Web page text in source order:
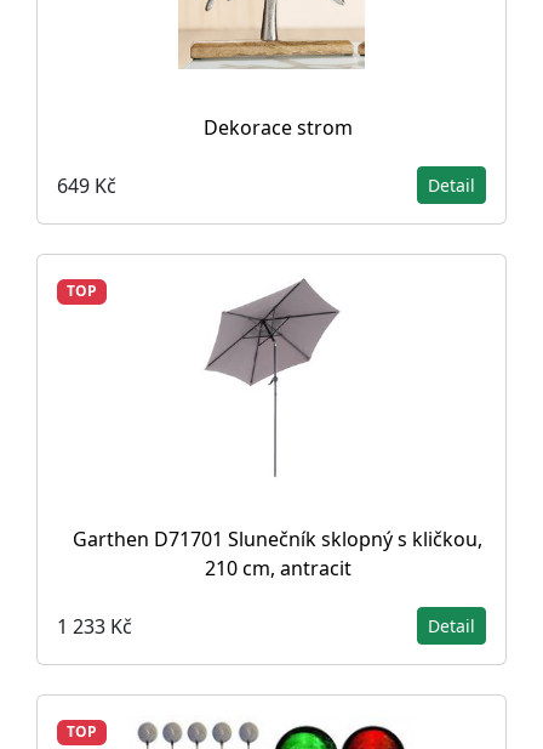
Dekorace strom
649 Kč Detail
TOP
Garthen D71701 Slunečník sklopný s kličkou,
210 cm, antracit
1 233 Kč Detail
TOP